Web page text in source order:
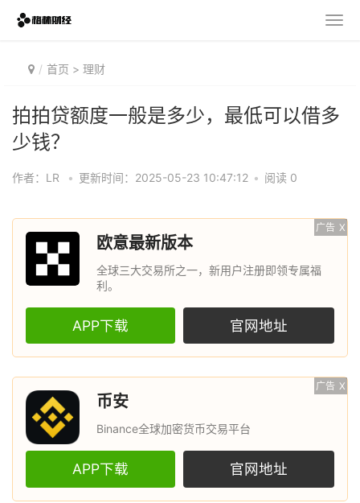
首页 > 理财
拍拍贷额度一般是多少，最低可以借多
少钱？
作者：LR • 更新时间：2025-05-23 10:47:12 • 阅读 0
广告 X
欧意最新版本
全球三大交易所之一，新用户注册即领专属福
利。
APP下载 官网地址
广告 X
币安
Binance全球加密货币交易平台
APP下载 官网地址